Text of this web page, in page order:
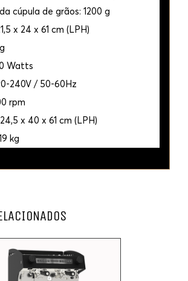
cúpula de grãos: 1200 g
x 24 x 61 cm (LPH)
Watts
240V / 50-60Hz
rpm
x 40 x 61 cm (LPH)
kg